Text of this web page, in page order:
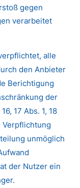
gegen
verarbeitet
alle
den Anbieter
Berichtigung
der
17 Abs. 1, 18
Verpflichtung
unmöglich
der Nutzer ein